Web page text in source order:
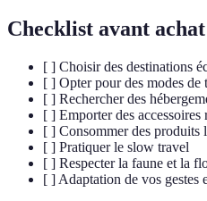
Checklist avant achat
[ ] Choisir des destinations
[ ] Opter pour des modes de
[ ] Rechercher des
[ ] Emporter des accessoires
[ ] Consommer des produits
[ ] Pratiquer le slow travel
[ ] Respecter la faune et la
[ ] Adaptation de vos gestes